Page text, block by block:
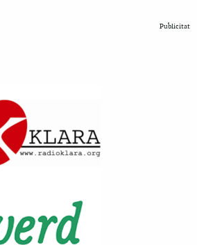
Publicitat